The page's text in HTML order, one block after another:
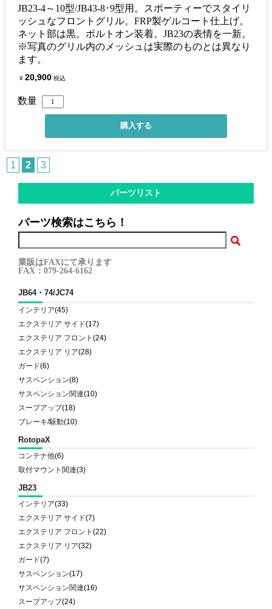
パーツリスト
パーツ検索はこちら！
業販はFAXにて承ります
FAX：079-264-6162
JB64・74/JC74
インテリア(45)
エクステリア サイド(17)
エクステリア フロント(24)
エクステリア リア(28)
ガード(6)
サスペンション(8)
サスペンション関連(10)
スープアップ(18)
ブレーキ/駆動(10)
RotopaX
コンテナ他(6)
取付マウント関連(3)
JB23
インテリア(33)
エクステリア サイド(7)
エクステリア フロント(22)
エクステリア リア(32)
ガード(7)
サスペンション(17)
サスペンション関連(16)
スープアップ(24)
JB23-4～10型/JB43-8･9型用。スポーティーでスタイリ
ッシュなフロントグリル。FRP製ゲルコート仕上げ。
ネット部は黒。ボルトオン装着。JB23の表情を一新。
※写真のグリル内のメッシュは実際のものとは異なり
ます。
¥ 20,900 税込
数量
1 2 3